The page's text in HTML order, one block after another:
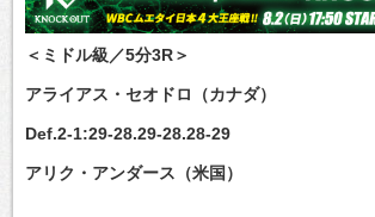
＜ミドル級／5分3R＞
アライアス・セオドロ（カナダ）
Def.2-1:29-28.29-28.28-29
アリク・アンダース（米国）